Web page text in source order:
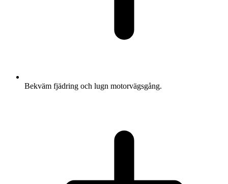
Bekväm fjädring och lugn motorvägsgång.